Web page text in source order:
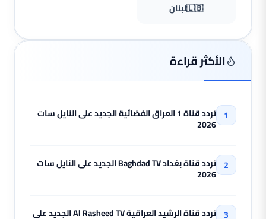
🇱🇧لبنان
الأكثر قراءة
تردد قناة 1 العراق الفضائية الجديد على النايل سات
2026
تردد قناة بغداد Baghdad TV الجديد على النايل سات
2026
تردد قناة الرشيد العراقية Al Rasheed TV الجديد على